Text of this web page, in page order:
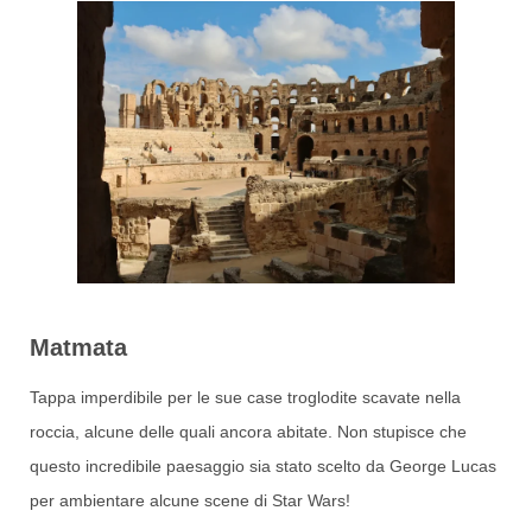
Matmata
Tappa imperdibile per le sue case troglodite scavate nella
roccia, alcune delle quali ancora abitate. Non stupisce che
questo incredibile paesaggio sia stato scelto da George Lucas
per ambientare alcune scene di Star Wars!